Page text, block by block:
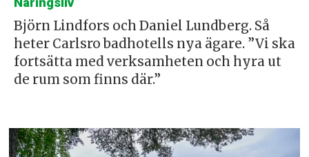
Björn Lindfors och Daniel Lundberg. Så
heter Carlsro badhotells nya ägare. ”Vi ska
fortsätta med verksamheten och hyra ut
de rum som finns där.”